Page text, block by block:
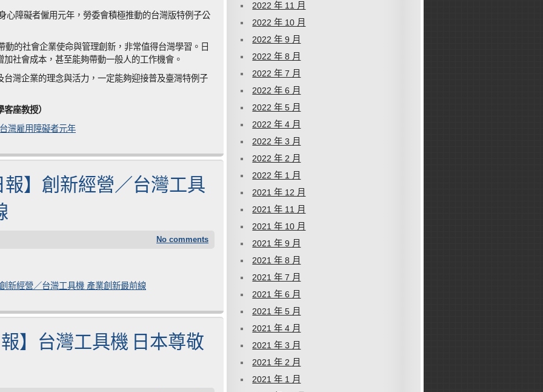
心障礙者僱用元年，勞委會積極推動的台灣版特例子公
的社會企業使命與管理創新，非常值得台灣學習。日
社會成本，甚至能夠帶動一般人的工作機會。
灣企業的理念與活力，一定能夠迎接普及臺灣特例子
座教授）
灣雇用障礙者元年
報】創新經營／台灣工具
No comments
新經營／台灣工具機 產業創新最前線
報】台灣工具機 日本尊敬
2022 年 11 月
2022 年 10 月
2022 年 9 月
2022 年 8 月
2022 年 7 月
2022 年 6 月
2022 年 5 月
2022 年 4 月
2022 年 3 月
2022 年 2 月
2022 年 1 月
2021 年 12 月
2021 年 11 月
2021 年 10 月
2021 年 9 月
2021 年 8 月
2021 年 7 月
2021 年 6 月
2021 年 5 月
2021 年 4 月
2021 年 3 月
2021 年 2 月
2021 年 1 月